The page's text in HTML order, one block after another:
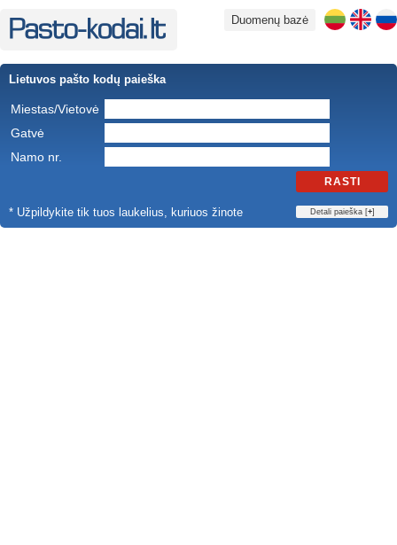
Duomenų bazė
Lietuvos pašto kodų paieška
Miestas/Vietovė
Gatvė
Namo nr.
RASTI
* Užpildykite tik tuos laukelius, kuriuos žinote Detali paieška [+]